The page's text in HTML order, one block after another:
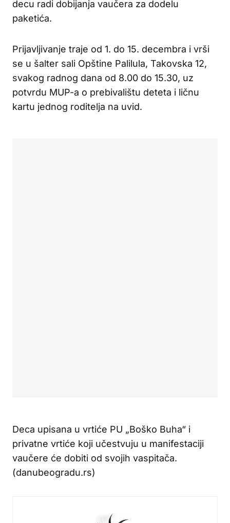
decu radi dobijanja vaučera za dodelu
paketića.
Prijavljivanje traje od 1. do 15. decembra i vrši
se u šalter sali Opštine Palilula, Takovska 12,
svakog radnog dana od 8.00 do 15.30, uz
potvrdu MUP-a o prebivalištu deteta i ličnu
kartu jednog roditelja na uvid.
Deca upisana u vrtiće PU „Boško Buha“ i
privatne vrtiće koji učestvuju u manifestaciji
vaučere će dobiti od svojih vaspitača.
(danubeogradu.rs)